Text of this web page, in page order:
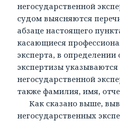
негосударственной
судом выясняются
абзаце настоящего
касающиеся
эксперта, в определении
экспертизы
негосударственной
также фамилия, имя,
Как сказано выше,
негосударственных